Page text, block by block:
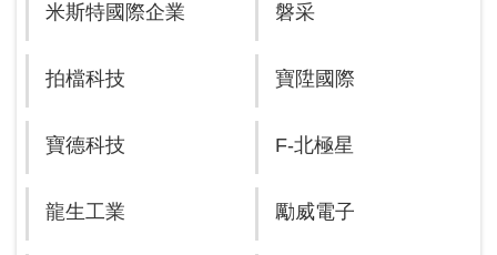
米斯特國際企業 磐采
拍檔科技 寶陞國際
寶德科技 F-北極星
龍生工業 勵威電子